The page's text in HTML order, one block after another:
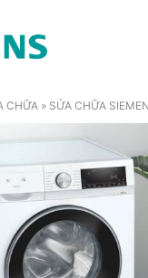
CHỮA » SỬA CHỮA